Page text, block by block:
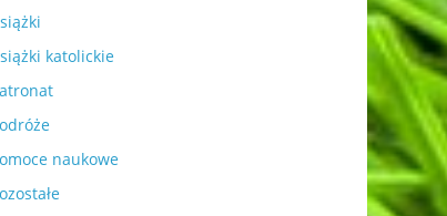
katolickie
naukowe